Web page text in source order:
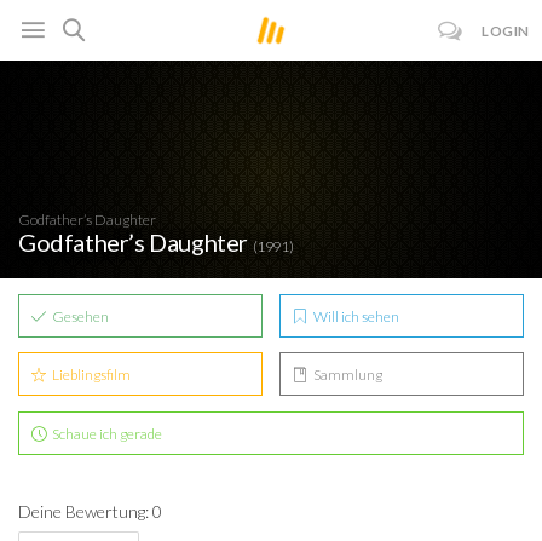
LOGIN
Godfather’s Daughter
Godfather’s Daughter (1991)
Gesehen Will ich sehen
Lieblingsfilm Sammlung
Schaue ich gerade
Deine Bewertung: 0